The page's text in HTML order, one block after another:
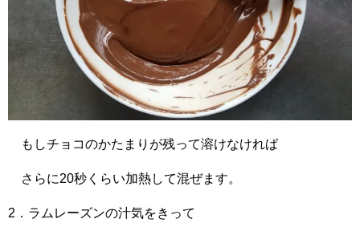
もしチョコのかたまりが残って溶けなければ
さらに20秒くらい加熱して混ぜます。
2．ラムレーズンの汁気をきって